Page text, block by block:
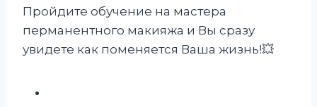
Пройдите обучение на мастера
перманентного макияжа и Вы сразу
увидете как поменяется Ваша жизнь!💥